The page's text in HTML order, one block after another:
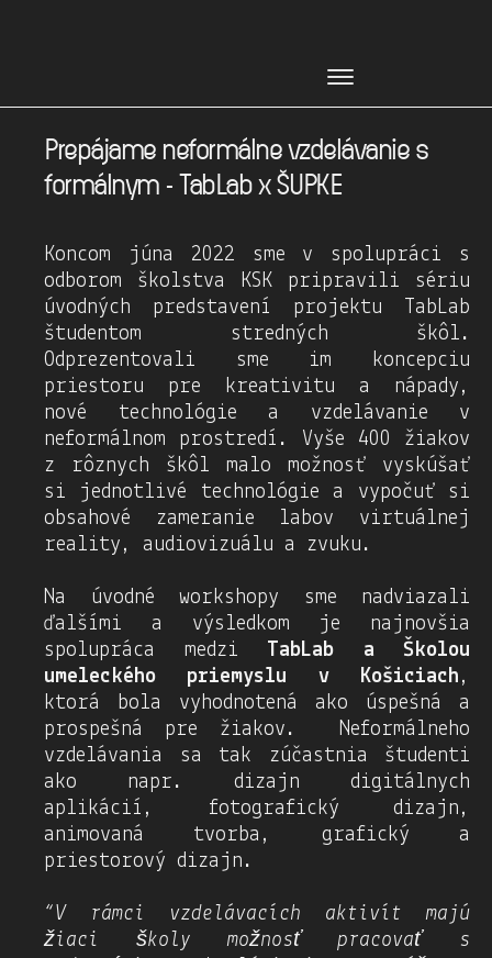
Menu
Prepájame neformálne vzdelávanie s
formálnym - TabLab x ŠUPKE
Koncom júna 2022 sme v spolupráci s
odborom školstva KSK pripravili sériu
úvodných predstavení projektu TabLab
študentom stredných škôl.
Odprezentovali sme im koncepciu
priestoru pre kreativitu a nápady,
nové technológie a vzdelávanie v
neformálnom prostredí. Vyše 400 žiakov
z rôznych škôl malo možnosť vyskúšať
si jednotlivé technológie a vypočuť si
obsahové zameranie labov virtuálnej
reality, audiovizuálu a zvuku.
Na úvodné workshopy sme nadviazali
ďalšími a výsledkom je najnovšia
spolupráca medzi
TabLab a Školou
umeleckého priemyslu v Košiciach ,
ktorá bola vyhodnotená ako úspešná a
prospešná pre žiakov. Neformálneho
vzdelávania sa tak zúčastnia študenti
ako napr. dizajn digitálnych
aplikácií, fotografický dizajn,
animovaná tvorba, grafický a
priestorový dizajn.
“V rámci vzdelávacích aktivít majú
žiaci školy možnosť pracovať s